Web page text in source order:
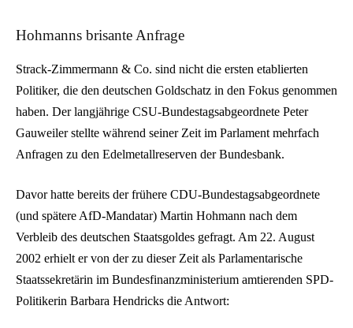
Hohmanns brisante Anfrage
Strack-Zimmermann & Co. sind nicht die ersten etablierten
Politiker, die den deutschen Goldschatz in den Fokus genommen
haben. Der langjährige CSU-Bundestagsabgeordnete Peter
Gauweiler stellte während seiner Zeit im Parlament mehrfach
Anfragen zu den Edelmetallreserven der Bundesbank.
Davor hatte bereits der frühere CDU-Bundestagsabgeordnete
(und spätere AfD-Mandatar) Martin Hohmann nach dem
Verbleib des deutschen Staatsgoldes gefragt. Am 22. August
2002 erhielt er von der zu dieser Zeit als Parlamentarische
Staatssekretärin im Bundesfinanzministerium amtierenden SPD-
Politikerin Barbara Hendricks die Antwort: